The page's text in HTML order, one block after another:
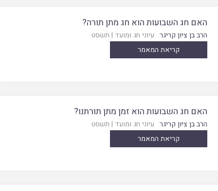
האם חג השבועות הוא חג מתן תורה?
הרב בן ציון קריגר עיוני חג ומועד | תשסט
קריאת המאמר
האם חג השבועות הוא זמן מתן תורתנו?
הרב בן ציון קריגר עיוני חג ומועד | תשסט
קריאת המאמר